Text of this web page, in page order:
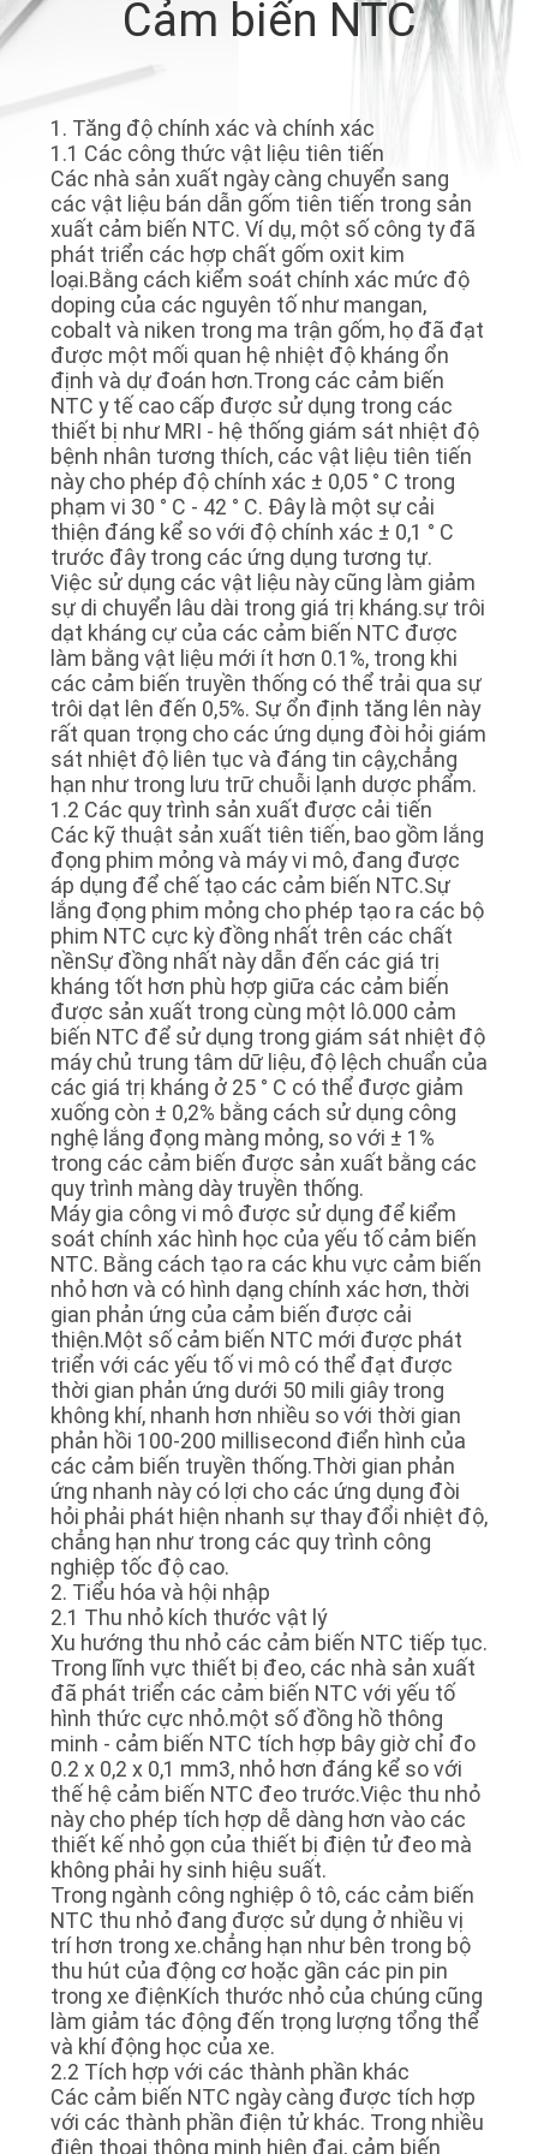
THAM
MÁY
KIỂM
SOÁT
CHẤT
LƯỢNG
LIÊN
VỚI
CHÚNG
TÔI
TIN
TỨC
YÊU
CẦU
BÁO
GIÁ
TRANG
WEB
CHÍNH
SÁCH
BẢO
MẬT
Cảm biến NTC
1. Tăng độ chính xác và chính xác
1.1 Các công thức vật liệu tiên tiến
Các nhà sản xuất ngày càng chuyển sang
các vật liệu bán dẫn gốm tiên tiến trong sản
xuất cảm biến NTC. Ví dụ, một số công ty đã
phát triển các hợp chất gốm oxit kim
loại.Bằng cách kiểm soát chính xác mức độ
doping của các nguyên tố như mangan,
cobalt và niken trong ma trận gốm, họ đã đạt
được một mối quan hệ nhiệt độ kháng ổn
định và dự đoán hơn.Trong các cảm biến
NTC y tế cao cấp được sử dụng trong các
thiết bị như MRI - hệ thống giám sát nhiệt độ
bệnh nhân tương thích, các vật liệu tiên tiến
này cho phép độ chính xác ± 0,05 ° C trong
phạm vi 30 ° C - 42 ° C. Đây là một sự cải
thiện đáng kể so với độ chính xác ± 0,1 ° C
trước đây trong các ứng dụng tương tự.
Việc sử dụng các vật liệu này cũng làm giảm
sự di chuyển lâu dài trong giá trị kháng.sự trôi
dạt kháng cự của các cảm biến NTC được
làm bằng vật liệu mới ít hơn 0.1%, trong khi
các cảm biến truyền thống có thể trải qua sự
trôi dạt lên đến 0,5%. Sự ổn định tăng lên này
rất quan trọng cho các ứng dụng đòi hỏi giám
sát nhiệt độ liên tục và đáng tin cậy,chẳng
hạn như trong lưu trữ chuỗi lạnh dược phẩm.
1.2 Các quy trình sản xuất được cải tiến
Các kỹ thuật sản xuất tiên tiến, bao gồm lắng
đọng phim mỏng và máy vi mô, đang được
áp dụng để chế tạo các cảm biến NTC.Sự
lắng đọng phim mỏng cho phép tạo ra các bộ
phim NTC cực kỳ đồng nhất trên các chất
nềnSự đồng nhất này dẫn đến các giá trị
kháng tốt hơn phù hợp giữa các cảm biến
được sản xuất trong cùng một lô.000 cảm
biến NTC để sử dụng trong giám sát nhiệt độ
máy chủ trung tâm dữ liệu, độ lệch chuẩn của
các giá trị kháng ở 25 ° C có thể được giảm
xuống còn ± 0,2% bằng cách sử dụng công
nghệ lắng đọng màng mỏng, so với ± 1%
trong các cảm biến được sản xuất bằng các
quy trình màng dày truyền thống.
Máy gia công vi mô được sử dụng để kiểm
soát chính xác hình học của yếu tố cảm biến
NTC. Bằng cách tạo ra các khu vực cảm biến
nhỏ hơn và có hình dạng chính xác hơn, thời
gian phản ứng của cảm biến được cải
thiện.Một số cảm biến NTC mới được phát
triển với các yếu tố vi mô có thể đạt được
thời gian phản ứng dưới 50 mili giây trong
không khí, nhanh hơn nhiều so với thời gian
phản hồi 100-200 millisecond điển hình của
các cảm biến truyền thống.Thời gian phản
ứng nhanh này có lợi cho các ứng dụng đòi
hỏi phải phát hiện nhanh sự thay đổi nhiệt độ,
chẳng hạn như trong các quy trình công
nghiệp tốc độ cao.
2. Tiểu hóa và hội nhập
2.1 Thu nhỏ kích thước vật lý
Xu hướng thu nhỏ các cảm biến NTC tiếp tục.
Trong lĩnh vực thiết bị đeo, các nhà sản xuất
đã phát triển các cảm biến NTC với yếu tố
hình thức cực nhỏ.một số đồng hồ thông
minh - cảm biến NTC tích hợp bây giờ chỉ đo
0.2 x 0,2 x 0,1 mm3, nhỏ hơn đáng kể so với
thế hệ cảm biến NTC đeo trước.Việc thu nhỏ
này cho phép tích hợp dễ dàng hơn vào các
thiết kế nhỏ gọn của thiết bị điện tử đeo mà
không phải hy sinh hiệu suất.
Trong ngành công nghiệp ô tô, các cảm biến
NTC thu nhỏ đang được sử dụng ở nhiều vị
trí hơn trong xe.chẳng hạn như bên trong bộ
thu hút của động cơ hoặc gần các pin pin
trong xe điệnKích thước nhỏ của chúng cũng
làm giảm tác động đến trọng lượng tổng thể
và khí động học của xe.
2.2 Tích hợp với các thành phần khác
Các cảm biến NTC ngày càng được tích hợp
với các thành phần điện tử khác. Trong nhiều
điện thoại thông minh hiện đại, cảm biến